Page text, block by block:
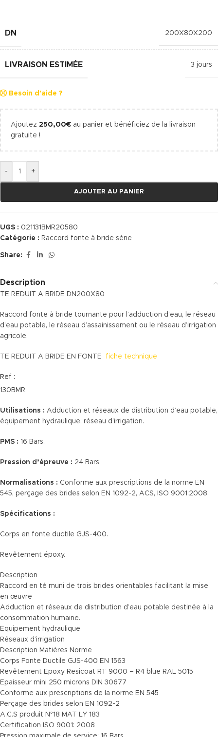
DN 200X80X200
LIVRAISON ESTIMÉE 3 jours
Besoin d'aide ?
Ajoutez 250,00€ au panier et bénéficiez de la livraison
gratuite !
- +
AJOUTER AU PANIER
UGS : 021131BMR20580
Catégorie : Raccord fonte à bride série
Share:
Description
TE REDUIT A BRIDE DN200X80
Raccord fonte à bride tournante pour l’adduction d’eau, le réseau
d’eau potable, le réseau d’assainissement ou le réseau d’irrigation
agricole.
TE REDUIT A BRIDE EN FONTE fiche technique
Ref :
130BMR
Utilisations : Adduction et réseaux de distribution d’eau potable,
équipement hydraulique, réseau d’irrigation.
PMS : 16 Bars.
Pression d’épreuve : 24 Bars.
Normalisations : Conforme aux prescriptions de la norme EN
545, perçage des brides selon EN 1092-2, ACS, ISO 9001:2008.
Spécifications :
Corps en fonte ductile GJS-400.
Revêtement époxy.
Description
Raccord en té muni de trois brides orientables facilitant la mise
en œuvre
Adduction et réseaux de distribution d’eau potable destinée à la
consommation humaine.
Equipement hydraulique
Réseaux d’irrigation
Description Matières Norme
Corps Fonte Ductile GJS-400 EN 1563
Revêtement Epoxy Resicoat RT 9000 – R4 blue RAL 5015
Epaisseur mini 250 microns DIN 30677
Conforme aux prescriptions de la norme EN 545
Perçage des brides selon EN 1092-2
A.C.S produit N°18 MAT LY 183
Certification ISO 9001: 2008